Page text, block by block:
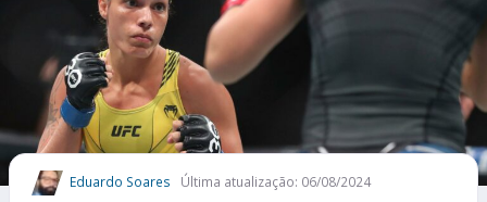
FUTEBOL NACIONAL
FUTEBOL INTERNACIONAL
COMO APOSTAR
MAIS ESPORTES
Eduardo Soares Última atualização: 06/08/2024